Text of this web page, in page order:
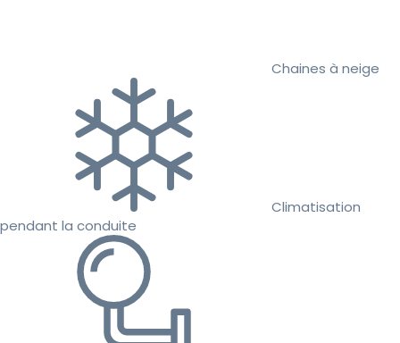
Chaines à neige
Climatisation
pendant la conduite